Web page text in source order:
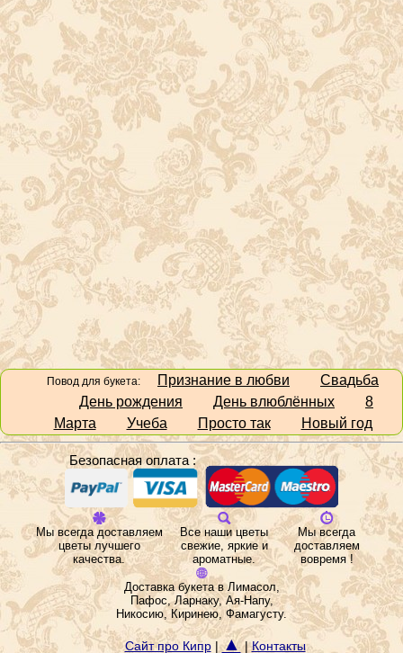
Повод для букета: Признание в любви
Свадьба
День рождения
День влюблённых
8
Марта
Учеба Просто так Новый год
Безопасная оплата :
Мы всегда доставляем
цветы лучшего
качества.
Все наши цветы
свежие, яркие и
ароматные.
Мы всегда
доставляем
вовремя !
Доставка букета в Лимасол,
Пафос, Ларнаку, Ая-Напу,
Никосию, Киринею, Фамагусту.
Сайт про Кипр|▲|Контакты